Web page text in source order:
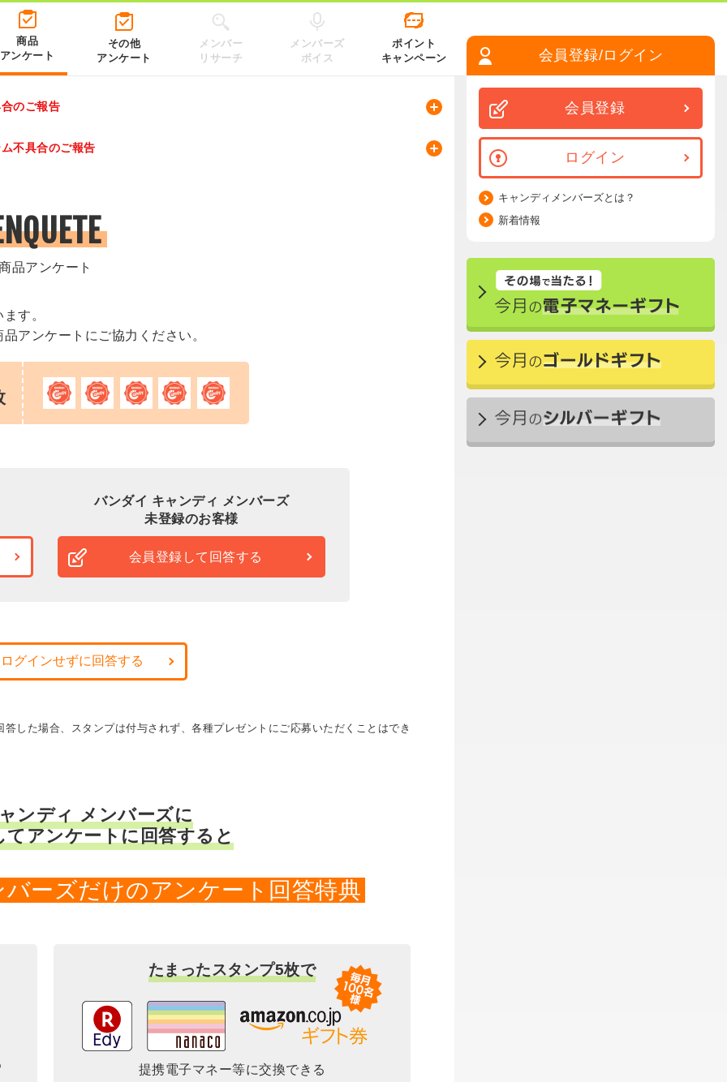
商品
アンケート
その他
アンケート
メンバー
リサーチ
メンバーズ
ボイス
ポイント
キャンペーン
のご報告
不具合のご報告
品アンケート
す。
アンケートにご協力ください。
バンダイ キャンディ メンバーズ
未登録のお客様
会員登録して回答する
グインせずに回答する
した場合、スタンプは付与されず、各種プレゼントにご応募いただくことはでき
ンディ メンバーズに
アンケートに回答すると
ーズだけのアンケート回答特典
たまったスタンプ5枚で
提携電子マネー等に交換できる
会員登録/ログイン
会員登録
ログイン
キャンディメンバーズとは？
新着情報